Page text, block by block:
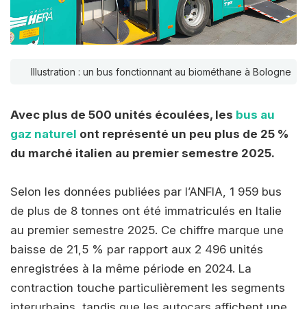
Illustration : un bus fonctionnant au biométhane à Bologne
Avec plus de 500 unités écoulées, les bus au
gaz naturel ont représenté un peu plus de 25 %
du marché italien au premier semestre 2025.
Selon les données publiées par l’ANFIA, 1 959 bus
de plus de 8 tonnes ont été immatriculés en Italie
au premier semestre 2025. Ce chiffre marque une
baisse de 21,5 % par rapport aux 2 496 unités
enregistrées à la même période en 2024. La
contraction touche particulièrement les segments